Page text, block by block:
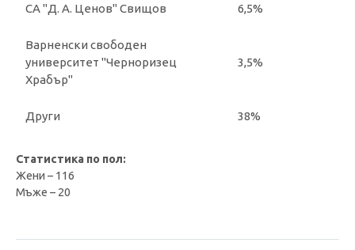
СА "Д. А. Ценов" Свищов 6,5%
Варненски свободен
университет "Черноризец
Храбър"
3,5%
Други 38%
Статистика по пол:
Жени – 116
Мъже – 20